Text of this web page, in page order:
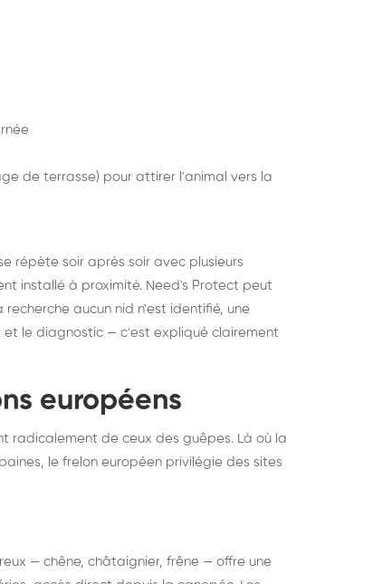
de terrasse) pour attirer l'animal vers la
répète soir après soir avec plusieurs
installé à proximité. Need's Protect peut
aucun nid n'est identifié, une
le diagnostic — c'est expliqué clairement
européens
radicalement de ceux des guêpes. Là où la
le frelon européen privilégie des sites
— chêne, châtaignier, frêne — offre une